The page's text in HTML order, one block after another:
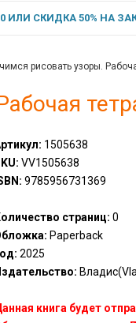
СКИДКА 50% НА
рисовать узоры.
1505638
VV1505638
9785956731369
страниц: 0
Paperback
2025
книга будет